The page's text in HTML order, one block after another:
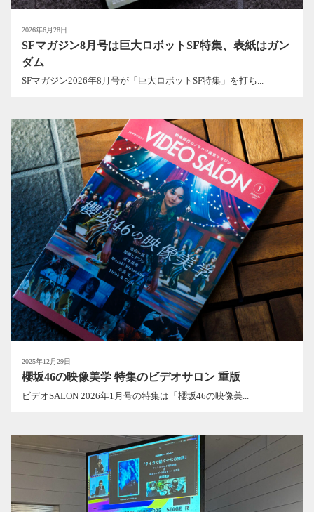
2026年6月28日
SFマガジン8月号は巨大ロボットSF特集、表紙はガン
ダム
SFマガジン2026年8月号が「巨大ロボットSF特集」を打ち...
2025年12月29日
櫻坂46の映像美学 特集のビデオサロン 重版
ビデオSALON 2026年1月号の特集は「櫻坂46の映像美...